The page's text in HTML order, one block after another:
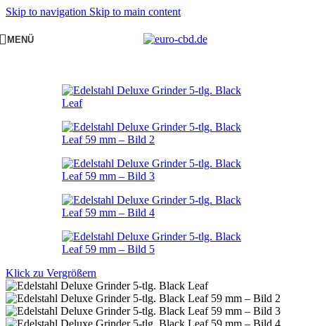
Skip to navigation Skip to main content
MENÜ
Klick zu Vergrößern